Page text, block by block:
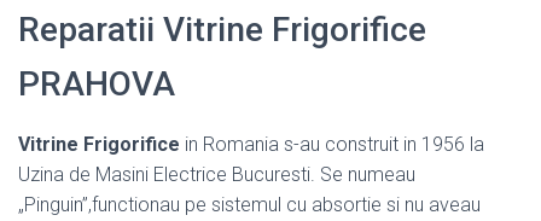
Reparatii Vitrine Frigorifice
PRAHOVA
Vitrine Frigorifice in Romania s-au construit in 1956 la
Uzina de Masini Electrice Bucuresti. Se numeau
„Pinguin”,functionau pe sistemul cu absortie si nu aveau